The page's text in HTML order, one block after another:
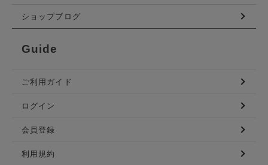
ショップブログ
Guide
ご利用ガイド
ログイン
会員登録
利用規約